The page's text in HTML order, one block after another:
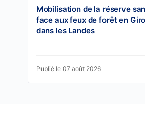
Mobilisation de la réserve
face aux feux de forêt en
dans les Landes
Publié le 07 août 2026